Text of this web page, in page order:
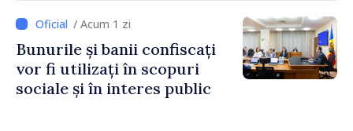
Irlandei de Nord, Fern
Horine / Acum 1 zi
Bunurile și banii confiscați
vor fi utilizați în scopuri
sociale și în interes public